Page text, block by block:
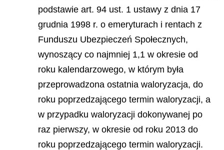
podstawie art. 94 ust. 1 ustawy z dnia 17
grudnia 1998 r. o emeryturach i rentach z
Funduszu Ubezpieczeń Społecznych,
wynoszący co najmniej 1,1 w okresie od
roku kalendarzowego, w którym była
przeprowadzona ostatnia waloryzacja, do
roku poprzedzającego termin waloryzacji, a
w przypadku waloryzacji dokonywanej po
raz pierwszy, w okresie od roku 2013 do
roku poprzedzającego termin waloryzacji.